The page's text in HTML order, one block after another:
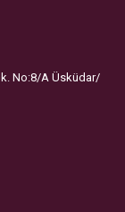
No:8/A Üsküdar/